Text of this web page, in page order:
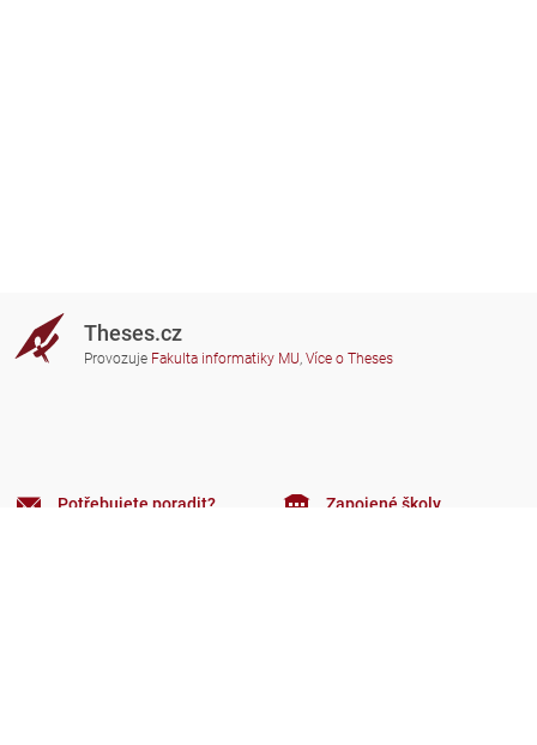
Theses.cz
Provozuje Fakulta informatiky MU, Více o Theses
Potřebujete poradit? Zapojené školy